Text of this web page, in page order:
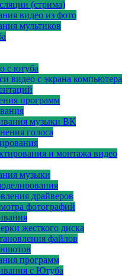
(стрима)
видео из фото
мультиков
с ютуба
видео с экрана компьютера
программ
музыки ВК
голоса
и монтажа видео
музыки
драйверов
фотографий
жесткого диска
файлов
программ
с Ютуба